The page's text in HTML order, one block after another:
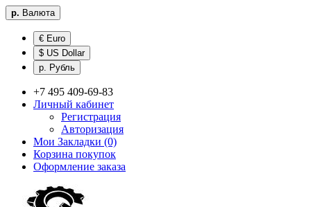
р. Валюта
€ Euro
$ US Dollar
р. Рубль
+7 495 409-69-83
Личный кабинет
Регистрация
Авторизация
Мои Закладки (0)
Корзина покупок
Оформление заказа